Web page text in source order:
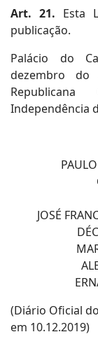
Art. 21. Esta
publicação.
Palácio do
dezembro do
Independência
JOSÉ
(Diário Oficial
em 10.12.2019)